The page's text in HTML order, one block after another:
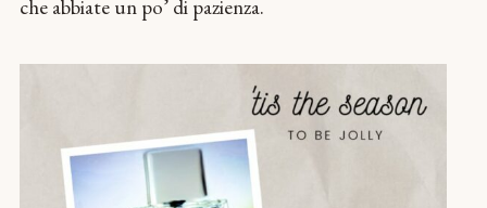
che abbiate un po’ di pazienza.